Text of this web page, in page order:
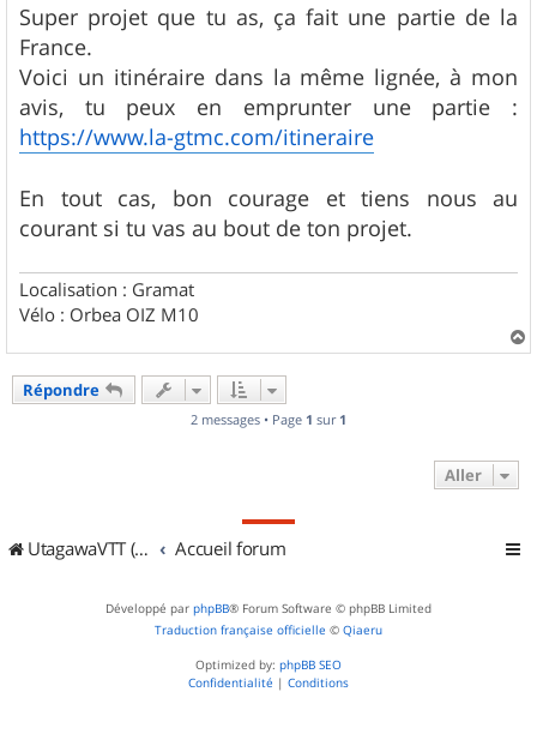
s
s
a
g
e
Super projet que tu as, ça fait une partie de la
France.
Voici un itinéraire dans la même lignée, à mon
avis, tu peux en emprunter une partie :
https://www.la-gtmc.com/itineraire
En tout cas, bon courage et tiens nous au
courant si tu vas au bout de ton projet.
Localisation : Gramat
Vélo : Orbea OIZ M10
a
Répondre
2 messages • Page 1 sur 1
Aller
UtagawaVTT (Randos VTT et VTTAE avec traces GPS) Accueil forum
Développé par phpBB® Forum Software © phpBB Limited
Traduction française officielle © Qiaeru
Optimized by: phpBB SEO
Confidentialité | Conditions